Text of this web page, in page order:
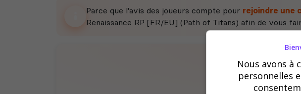
Parce que l'avis des joueurs compte pour rejoindre une
Renaissance RP [FR/EU] (Path of Titans) afin de vous
Nous avons à
personnelles